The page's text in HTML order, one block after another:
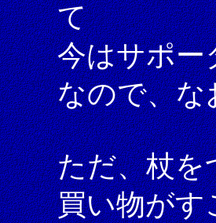
て
今はサポー
なので、な
ただ、杖を
買い物がす